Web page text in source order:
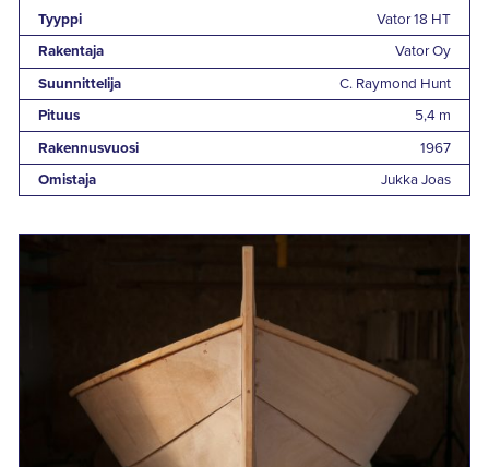
Tyyppi
Vator 18 HT
Rakentaja
Vator Oy
Suunnittelija
C. Raymond Hunt
Pituus
5,4 m
Rakennusvuosi
1967
Omistaja
Jukka Joas